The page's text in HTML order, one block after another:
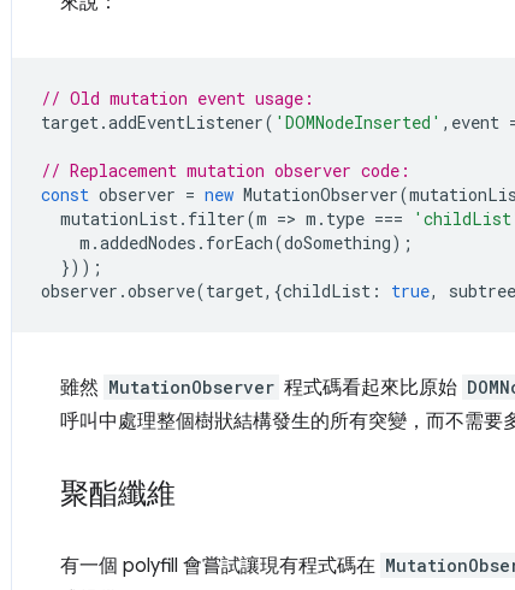
// Old mutation event usage:
target.addEventListener( 'DOMNodeInserted' , event
// Replacement mutation observer code:
const observer = new MutationObserver(
mutationList. filter(m => m . type ===
m .addedNodes . forEach(doSomething);
}));
observer .observe(target,{childList : true, subtree
雖然 MutationObserver 程式碼看起來比原始
呼叫中處理整個樹狀結構發生的所有突變，而不需要
聚酯纖維
有一個 polyfill 會嘗試讓現有程式碼在